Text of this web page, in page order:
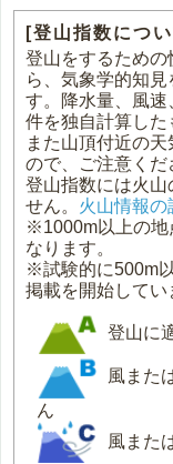
[登山指数につ
登山をするため
ら、気象学的知
す。降水量、風
件を独自計算した
また山頂付近の
ので、ご注意くだ
登山指数には火山
せん。 火山情報の
※1000m以上の地
なります。
※試験的に500m
掲載を開始してい
登山に
風また
ん
風また